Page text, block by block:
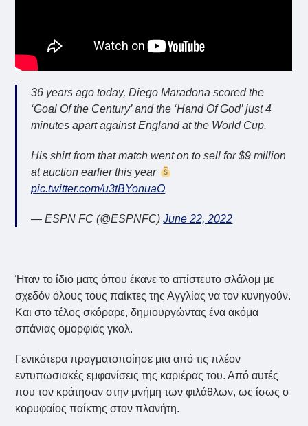
36 years ago today, Diego Maradona scored the
‘Goal Of the Century’ and the ‘Hand Of God’ just 4
minutes apart against England at the World Cup.
His shirt from that match went on to sell for $9 million
at auction earlier this year
pic.twitter.com/u3tBYonuaO
— ESPN FC (@ESPNFC)June 22, 2022
Ήταν το ίδιο ματς όπου έκανε το απίστευτο σλάλομ με
σχεδόν όλους τους παίκτες της Αγγλίας να τον κυνηγούν.
Και στο τέλος σκόραρε, δημιουργώντας ένα ακόμα
σπάνιας ομορφιάς γκολ.
Γενικότερα πραγματοποίησε μια από τις πλέον
εντυπωσιακές εμφανίσεις της καριέρας του. Από αυτές
που τον κράτησαν στην μνήμη των φιλάθλων, ως ίσως ο
κορυφαίος παίκτης στον πλανήτη.